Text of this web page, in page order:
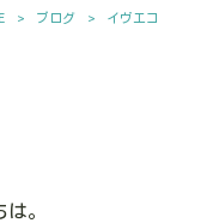
> ブログ > イヴエコ
。